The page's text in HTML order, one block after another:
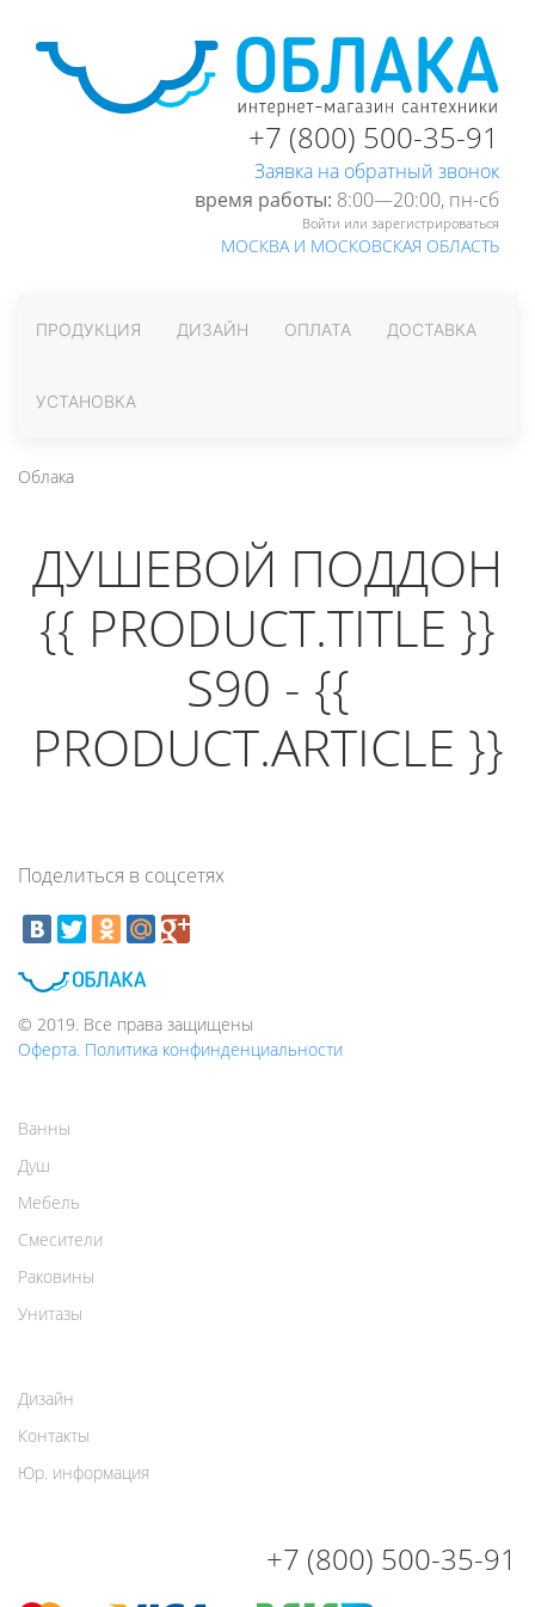
+7 (800) 500-35-91
Заявка на обратный звонок
время работы: 8:00—20:00, пн-cб
Войти или зарегистрироваться
МОСКВА И МОСКОВСКАЯ ОБЛАСТЬ
ПРОДУКЦИЯ ДИЗАЙН ОПЛАТА ДОСТАВКА
УСТАНОВКА
Облака
ДУШЕВОЙ ПОДДОН
{{ PRODUCT.TITLE }}
S90 - {{
PRODUCT.ARTICLE }}
Поделиться в соцсетях
© 2019. Все права защищены
Оферта. Политика конфинденциальности
Ванны
Душ
Мебель
Смесители
Раковины
Унитазы
Дизайн
Контакты
Юр. информация
+7 (800) 500-35-91